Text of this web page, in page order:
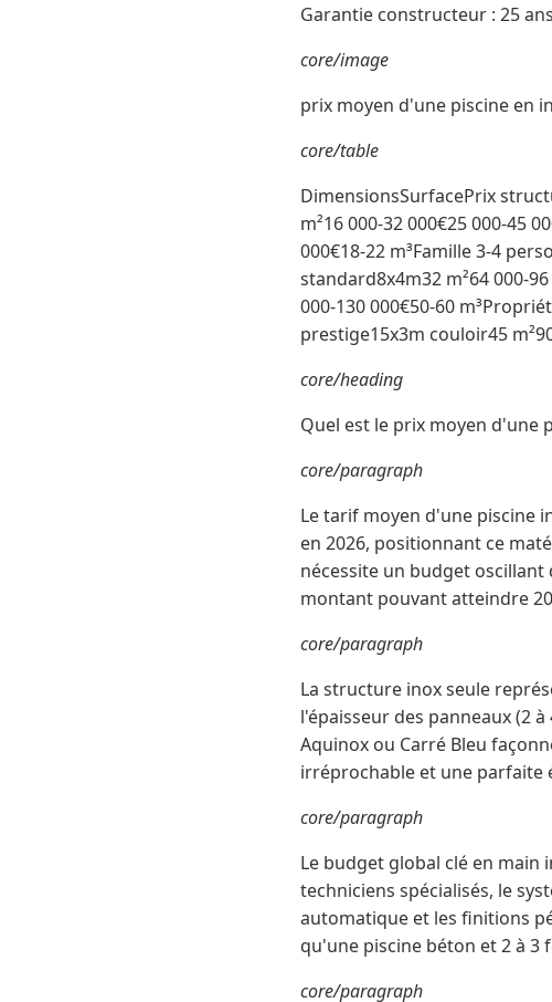
Garantie constructeur : 25
core/image
prix moyen d'une piscine en
core/table
DimensionsSurfacePrix
m²16 000-32 000€25 000-45
000€18-22 m³Famille 3-4
standard8x4m32 m²64 000-
000-130 000€50-60
prestige15x3m couloir45
core/heading
Quel est le prix moyen d'une
core/paragraph
Le tarif moyen d'une piscine
en 2026, positionnant ce
nécessite un budget oscillant
montant pouvant atteindre
core/paragraph
La structure inox seule
l'épaisseur des panneaux (2
Aquinox ou Carré Bleu
irréprochable et une parfaite
core/paragraph
Le budget global clé en
techniciens spécialisés, le
automatique et les finitions
qu'une piscine béton et 2 à 3
core/paragraph